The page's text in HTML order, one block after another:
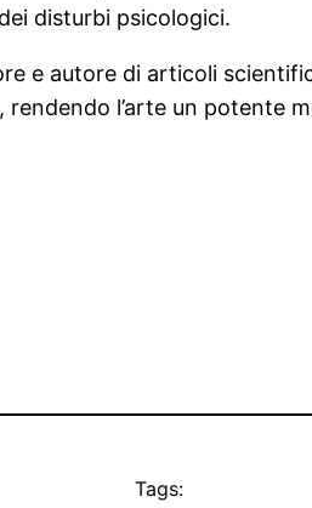
disturbi psicologici.
e autore di articoli
l’arte un potente
Tags: